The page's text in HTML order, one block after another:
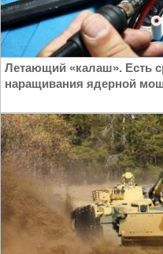
Летающий «калаш». Есть
наращивания ядерной